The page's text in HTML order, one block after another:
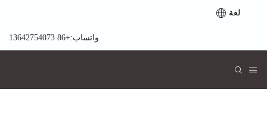
لغة
واتساب:+86 13642754073